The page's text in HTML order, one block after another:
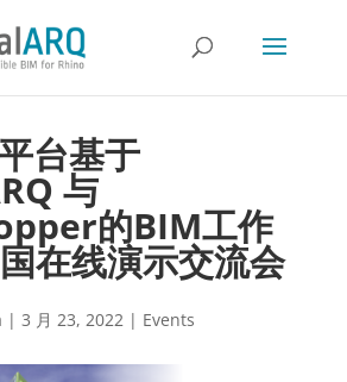
台基于
与
的BIM工作
在线演示交流会
| 3 月 23, 2022| Events